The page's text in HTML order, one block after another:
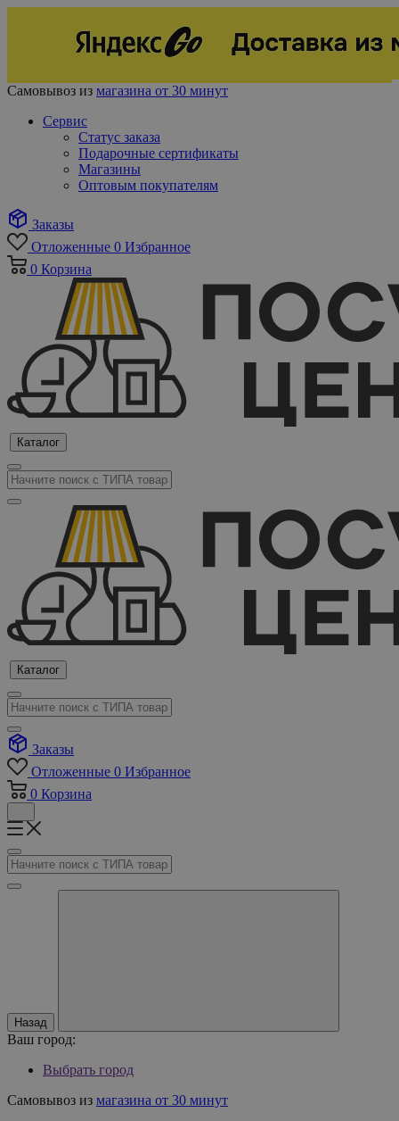
Самовывоз из магазина от 30 минут
Сервис
Статус заказа
Подарочные сертификаты
Магазины
Оптовым покупателям
Заказы
Отложенные 0 Избранное
0 Корзина
Каталог
Каталог
Заказы
Отложенные 0 Избранное
0 Корзина
Назад
Ваш город:
Выбрать город
Самовывоз из магазина от 30 минут